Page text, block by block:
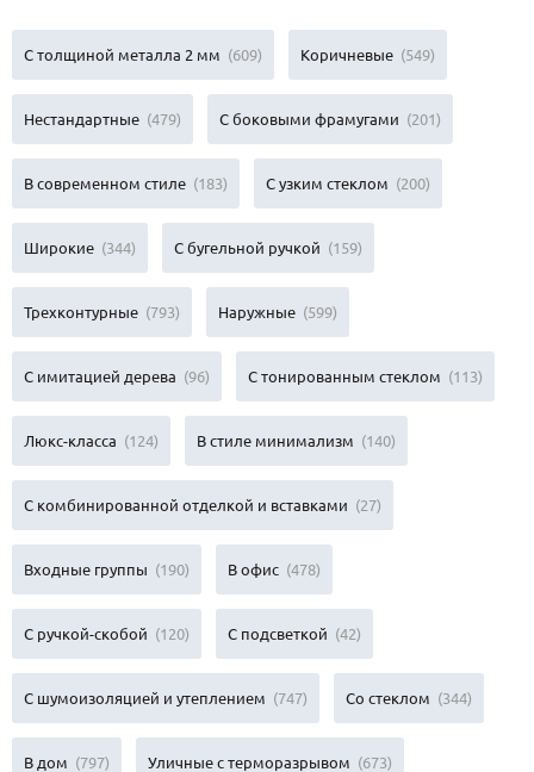
С толщиной металла 2 мм (609) Коричневые (549)
Нестандартные (479) С боковыми фрамугами (201)
В современном стиле (183) С узким стеклом (200)
Широкие (344) С бугельной ручкой (159)
Трехконтурные (793) Наружные (599)
С имитацией дерева (96) С тонированным стеклом (113)
Люкс-класса (124) В стиле минимализм (140)
С комбинированной отделкой и вставками (27)
Входные группы (190) В офис (478)
С ручкой-скобой (120) С подсветкой (42)
С шумоизоляцией и утеплением (747) Со стеклом (344)
В дом (797) Уличные с терморазрывом (673)